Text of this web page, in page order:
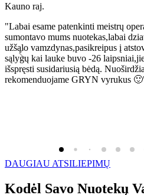
Kauno raj.
"Labai esame patenkinti meistrų
sumontavo mums nuotekas,labai
užšąlo vamzdynas,pasikreipus į
sąlygų kai lauke buvo -26
išspręsti susidariusią bėdą.
rekomenduojame GRYN vyrukus
DAUGIAU ATSILIEPIMŲ
Kodėl Savo Nuotekų